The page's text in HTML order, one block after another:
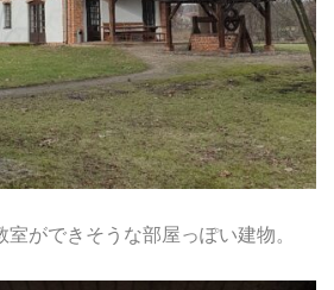
ができそうな部屋っぽい建物。